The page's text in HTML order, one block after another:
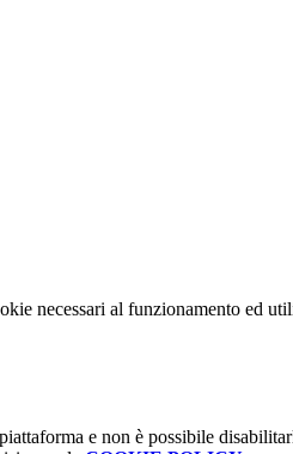
necessari al funzionamento ed
e non è possibile